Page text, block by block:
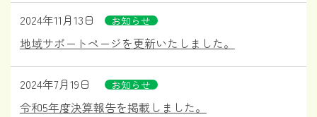
2024年11月13日 お知らせ
地域サポートページを更新いたしました。
2024年7月19日 お知らせ
令和5年度決算報告を掲載しました。